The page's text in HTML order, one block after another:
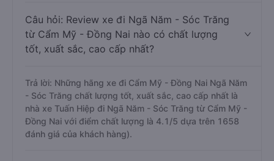
Câu hỏi: Review xe đi Ngã Năm - Sóc Trăng
từ Cẩm Mỹ - Đồng Nai nào có chất lượng
tốt, xuất sắc, cao cấp nhất?
Trả lời: Những hãng xe đi Cẩm Mỹ - Đồng Nai Ngã Năm
- Sóc Trăng chất lượng tốt, xuất sắc, cao cấp nhất là
nhà xe Tuấn Hiệp đi Ngã Năm - Sóc Trăng từ Cẩm Mỹ -
Đồng Nai với điểm chất lượng là 4.1/5 dựa trên 1658
đánh giá của khách hàng).